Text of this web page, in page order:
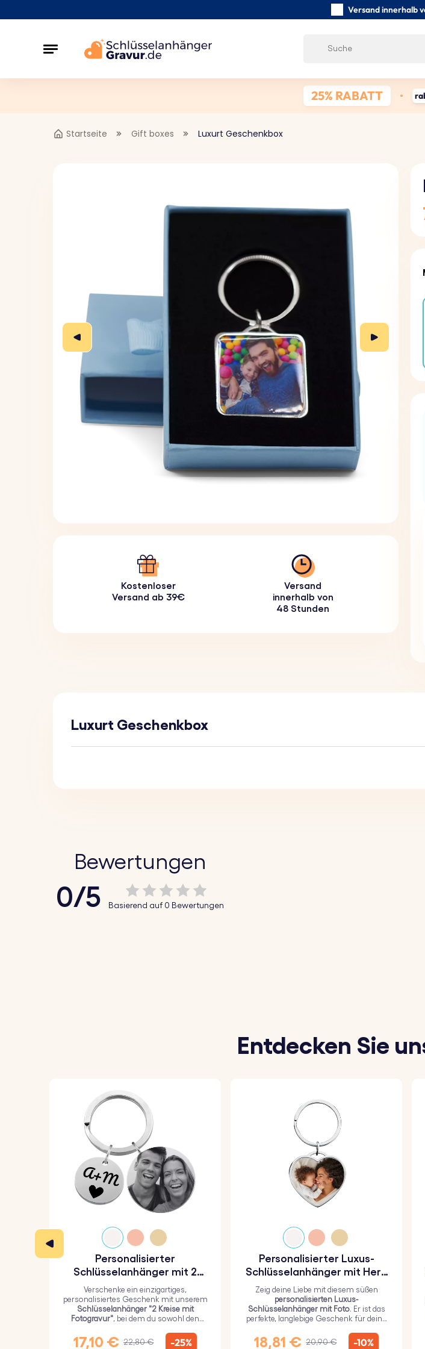
Versand innerhalb
25% RABATT
Startseite Gift boxes Luxurt Geschenkbox
Kostenloser
Versand ab 39€
Versand
innerhalb von
48 Stunden
Luxurt Geschenkbox
Bewertungen
0/5 Basierend auf 0 Bewertungen
Entdecken Sie
Personalisierter
Schlüsselanhänger mit 2
Kreisen und graviertem Foto
Verschenke ein einzigartiges,
personalisiertes Geschenk mit unserem
Schlüsselanhänger "2 Kreise mit
Fotogravur", bei dem du sowohl den
Bild als auch den kleineren Kreis mit
17,10 € 22,80 € -25%
Personalisierter Luxus-
Schlüsselanhänger mit Herz
und Foto
Zeig deine Liebe mit diesem süßen
personalisierten Luxus-
Schlüsselanhänger mit Foto. Er ist das
perfekte, langlebige Geschenk für deine
Epoxidglasschicht überzogen.
18,81 € 20,90 € -10%